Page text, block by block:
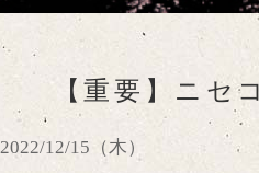
【重要】ニ
2022/12/15（木）